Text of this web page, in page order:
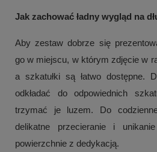
Jak zachować ładny wygląd na
Aby zestaw dobrze się
go w miejscu, w którym zdjęcie w
a szkatułki są łatwo dostępne.
odkładać do odpowiednich
trzymać je luzem. Do
delikatne przecieranie i
powierzchnie z dedykacją.